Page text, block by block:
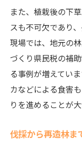
また、植栽後の下
スも不可欠であり
現場では、地元の
づくり県民税の補
る事例が増えてい
カなどによる食害
りを進めることが大
伐採から再造林ま